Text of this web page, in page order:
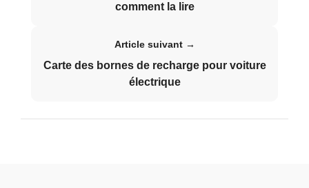
comment la lire
Article suivant →
Carte des bornes de recharge pour voiture
électrique